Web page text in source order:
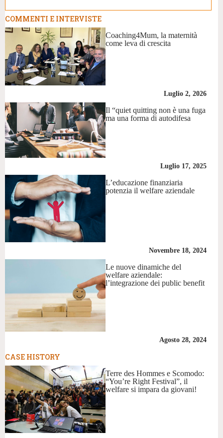
COMMENTI E INTERVISTE
Coaching4Mum, la maternità
come leva di crescita
Luglio 2, 2026
Il “quiet quitting non è una fuga
ma una forma di autodifesa
Luglio 17, 2025
L’educazione finanziaria
potenzia il welfare aziendale
Novembre 18, 2024
Le nuove dinamiche del
welfare aziendale:
l’integrazione dei public benefit
Agosto 28, 2024
CASE HISTORY
Terre des Hommes e Scomodo:
“You’re Right Festival”, il
welfare si impara da giovani!